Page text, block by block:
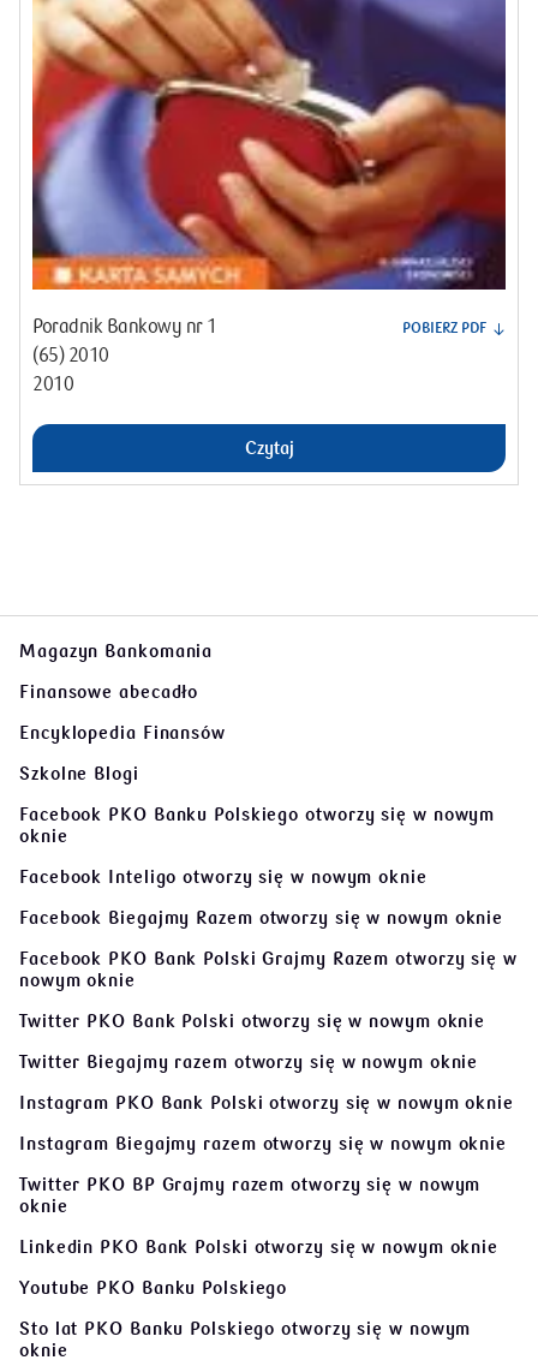
Poradnik Bankowy nr 1
(65) 2010
2010
POBIERZ PDF
Czytaj
Magazyn Bankomania
Finansowe abecadło
Encyklopedia Finansów
Szkolne Blogi
Facebook PKO Banku Polskiego otworzy się w nowym
oknie
Facebook Inteligo otworzy się w nowym oknie
Facebook Biegajmy Razem otworzy się w nowym oknie
Facebook PKO Bank Polski Grajmy Razemotworzy się w
nowym oknie
Twitter PKO Bank Polski otworzy się w nowym oknie
Twitter Biegajmy razem otworzy się w nowym oknie
Instagram PKO Bank Polski otworzy się w nowym oknie
Instagram Biegajmy razem otworzy się w nowym oknie
Twitter PKO BP Grajmy razem otworzy się w nowym
oknie
Linkedin PKO Bank Polski otworzy się w nowym oknie
Youtube PKO Banku Polskiego
Sto lat PKO Banku Polskiego otworzy się w nowym
oknie